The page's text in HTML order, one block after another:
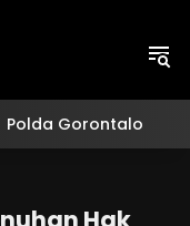
Polda Gorontalo